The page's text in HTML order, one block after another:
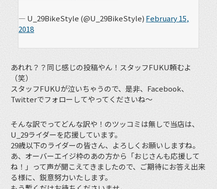
— U_29BikeStyle (@U_29BikeStyle) February 15,
2018
あれれ？？同じ感じの投稿やん！スタッフFUKU頼むよ
（笑）
スタッフFUKUが泣いちゃうので、是非、Facebook、
Twitterでフォローしてやってくださいね〜
そんな訳でってどんな訳や！のツッコミは無しで当店は、
U_29ライダーを応援しています。
29歳以下のライダーの皆さん、よろしくお願いしますね。
あ、オーバーエイジ枠のあの方から「おじさんも応援して
ね！」って声が聞こえてきましたので、ご期待にお答え出来
る様に、鋭意努力いたします。